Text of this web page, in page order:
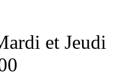
et Jeudi